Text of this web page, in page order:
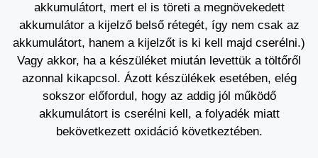
akkumulátort, mert el is töreti a megnövekedett
akkumulátor a kijelző belső rétegét, így nem csak az
akkumulátort, hanem a kijelzőt is ki kell majd cserélni.)
Vagy akkor, ha a készüléket miután levettük a töltőről
azonnal kikapcsol. Ázott készülékek esetében, elég
sokszor előfordul, hogy az addig jól működő
akkumulátort is cserélni kell, a folyadék miatt
bekövetkezett oxidáció következtében.